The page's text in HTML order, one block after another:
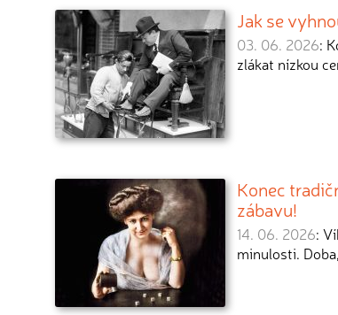
Jak se
03. 06. 2026:
zlákat nízkou
Konec
zábavu!
14. 06. 2026:
minulosti.